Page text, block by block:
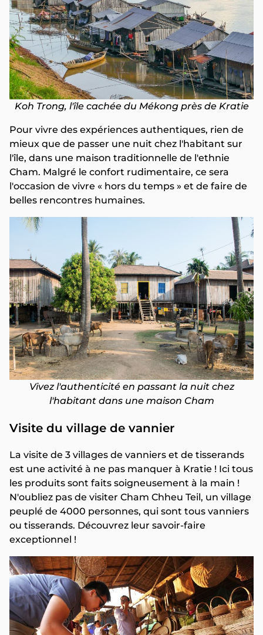
Koh Trong, l'île cachée du Mékong près de Kratie
Pour vivre des expériences authentiques, rien de
mieux que de passer une nuit chez l'habitant sur
l'île, dans une maison traditionnelle de l'ethnie
Cham. Malgré le confort rudimentaire, ce sera
l'occasion de vivre « hors du temps » et de faire de
belles rencontres humaines.
Vivez l'authenticité en passant la nuit chez
l'habitant dans une maison Cham
Visite du village de vannier
La visite de 3 villages de vanniers et de tisserands
est une activité à ne pas manquer à Kratie ! Ici tous
les produits sont faits soigneusement à la main !
N'oubliez pas de visiter Cham Chheu Teil, un village
peuplé de 4000 personnes, qui sont tous vanniers
ou tisserands. Découvrez leur savoir-faire
exceptionnel !